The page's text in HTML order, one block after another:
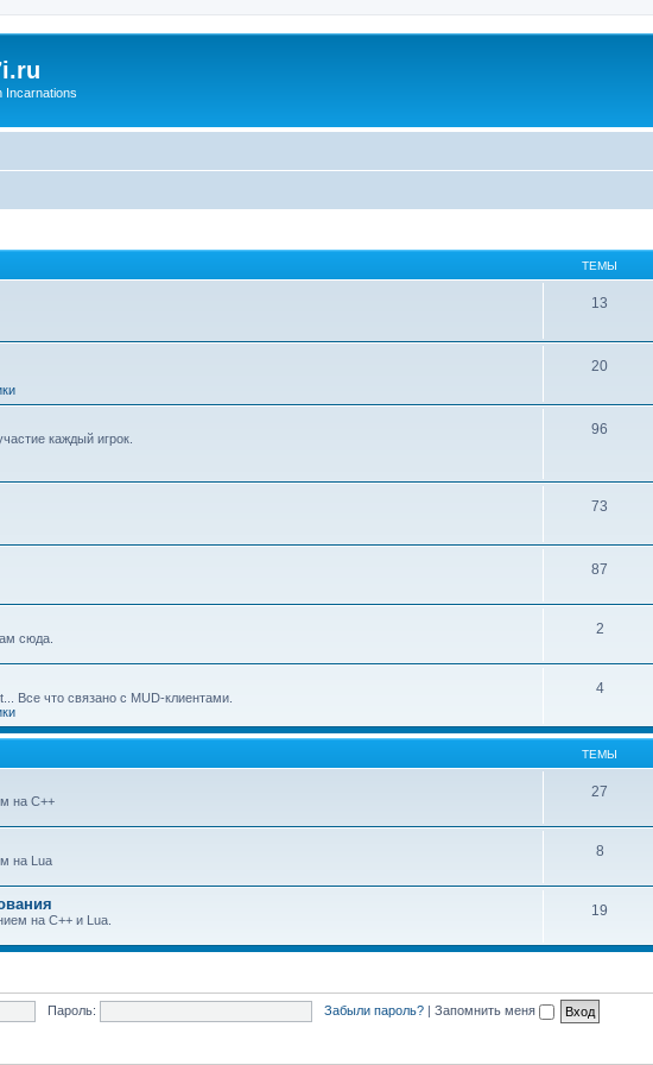
Incarnations
ТЕМЫ
13
20
каждый игрок.
96
73
87
сюда.
2
Все что связано с MUD-клиентами.
4
ТЕМЫ
на С++
27
на Lua
8
на C++ и Lua.
19
Пароль: Забыли пароль? | Запомнить меня